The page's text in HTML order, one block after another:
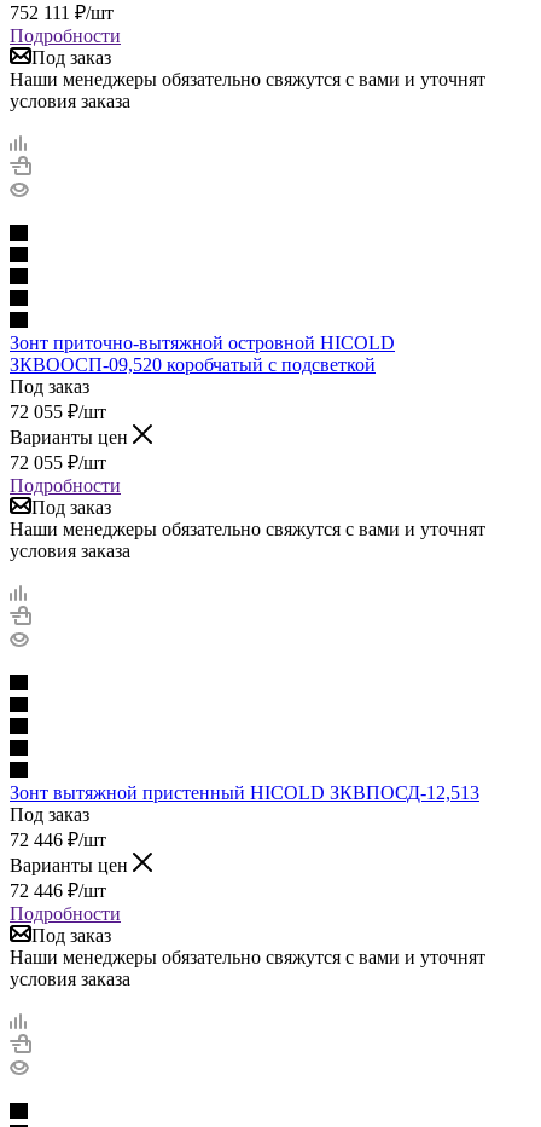
752 111 ₽/шт
Подробности
Под заказ
Наши менеджеры обязательно свяжутся с вами и уточнят
условия заказа
Зонт приточно-вытяжной островной HICOLD
ЗКВООСП-09,520 коробчатый с подсветкой
Под заказ
72 055 ₽/шт
Варианты цен
72 055 ₽/шт
Подробности
Под заказ
Наши менеджеры обязательно свяжутся с вами и уточнят
условия заказа
Зонт вытяжной пристенный HICOLD ЗКВПОСД-12,513
Под заказ
72 446 ₽/шт
Варианты цен
72 446 ₽/шт
Подробности
Под заказ
Наши менеджеры обязательно свяжутся с вами и уточнят
условия заказа